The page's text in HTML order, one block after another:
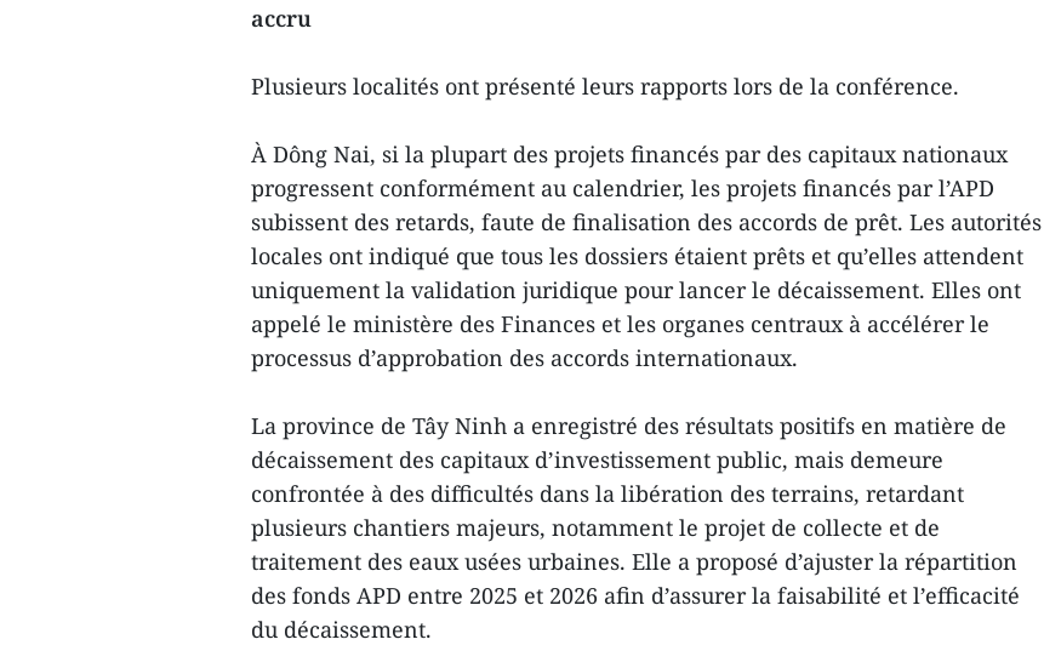
accru
Plusieurs localités ont présenté leurs rapports lors de la conférence.
À Dông Nai, si la plupart des projets financés par des capitaux nationaux
progressent conformément au calendrier, les projets financés par l’APD
subissent des retards, faute de finalisation des accords de prêt. Les autorités
locales ont indiqué que tous les dossiers étaient prêts et qu’elles attendent
uniquement la validation juridique pour lancer le décaissement. Elles ont
appelé le ministère des Finances et les organes centraux à accélérer le
processus d’approbation des accords internationaux.
La province de Tây Ninh a enregistré des résultats positifs en matière de
décaissement des capitaux d’investissement public, mais demeure
confrontée à des difficultés dans la libération des terrains, retardant
plusieurs chantiers majeurs, notamment le projet de collecte et de
traitement des eaux usées urbaines. Elle a proposé d’ajuster la répartition
des fonds APD entre 2025 et 2026 afin d’assurer la faisabilité et l’efficacité
du décaissement.